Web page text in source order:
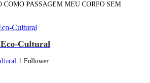
PASSAGEM MEU CORPO SEM
Cultural
1 Follower